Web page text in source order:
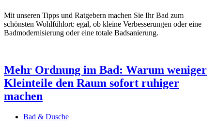
Mit unseren Tipps und Ratgebern machen Sie Ihr Bad zum
schönsten Wohlfühlort: egal, ob kleine Verbesserungen oder eine
Badmodernisierung oder eine totale Badsanierung.
Mehr Ordnung im Bad: Warum weniger
Kleinteile den Raum sofort ruhiger
machen
Bad & Dusche